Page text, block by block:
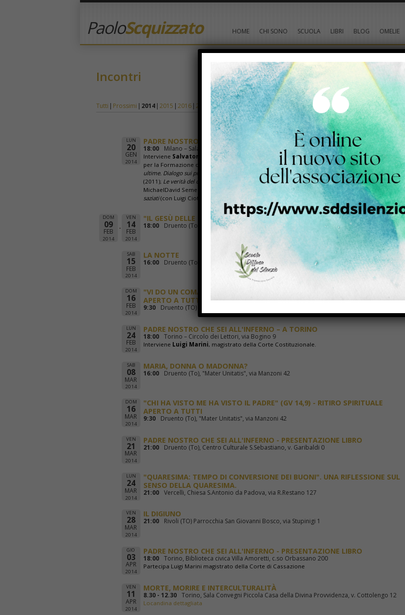
PaoloScquizzato HOME CHI SONO SCUOLA LIBRI BLOG OMELIE
Incontri
Tutti Prossimi 2014 2015 2016 2017 2018 2019 2020 2021 2022 2023
LUN
20
GEN
2014
PADRE NOSTRO CHE SEI ALL'INFERNO – A MILANO
18:00 Milano – Sala 3 del Teatro Franco Parenti, via Pier Lombardo 14
Interviene Salvatore Natoli, professore ordinario presso il Dipartimento di Scienze Umane
per la Formazione dell’Università di Milano Bicocca. Tra le pubblicazioni più recenti:Le parole
ultime. Dialogo sui problemi del «fine vita»
(2011);I comandamenti. Non ti farai idolo né immagine
(2011); Le verità del corpo (2012); Sperare oggi(con Franco Mosconi, 2012);Dolore(con
MichaelDavid Semeraro, 2013);
Beati quelli che hanno fame e sete della giustizia, perché saranno
saziati(con Luigi Ciotti, 2013).
DOM
09
FEB
2014
VEN
14
FEB
2014
"IL GESÙ DELLE PARABOLE". CORSO ESERCIZI SPIRITUALI APERTO A TUTTI
18:00 Druento (To), "Mater Unitatis", via Manzoni 42
SAB
15
FEB
2014
LA NOTTE
16:00 Druento (To), "Mater Unitatis", via Manzoni 42
DOM
16
FEB
2014
"VI DO UN COMANDAMENTO NUOVO" (GV 13,34) - RITIRO SPIRITUALE
APERTO A TUTTI
9:30 Druento (TO) "Mater Unitatis" via Manzoni, 42
LUN
24
FEB
2014
PADRE NOSTRO CHE SEI ALL'INFERNO – A TORINO
18:00 Torino – Circolo dei Lettori, via Bogino 9
Interviene Luigi Marini, magistrato della Corte Costituzionale.
SAB
08
MAR
2014
MARIA, DONNA O MADONNA?
16:00 Druento (To), "Mater Unitatis", via Manzoni 42
DOM
16
MAR
2014
"CHI HA VISTO ME HA VISTO IL PADRE" (GV 14,9) - RITIRO SPIRITUALE
APERTO A TUTTI
9:30 Druento (To), "Mater Unitatis", via Manzoni 42
VEN
21
MAR
2014
PADRE NOSTRO CHE SEI ALL'INFERNO - PRESENTAZIONE LIBRO
21:00 Druento (To), Centro Culturale S.Sebastiano, v. Garibaldi 0
LUN
24
MAR
2014
"QUARESIMA: TEMPO DI CONVERSIONE DEI BUONI". UNA RIFLESSIONE SUL
SENSO DELLA QUARESIMA.
21:00 Vercelli, Chiesa S.Antonio da Padova, via R.Restano 127
VEN
28
MAR
2014
IL DIGIUNO
21:00 Rivoli (TO) Parrocchia San Giovanni Bosco, via Stupinigi 1
GIO
03
APR
2014
PADRE NOSTRO CHE SEI ALL'INFERNO - PRESENTAZIONE LIBRO
18:00 Torino, Biblioteca civica Villa Amoretti, c.so Orbassano 200
Partecipa Luigi Marini magistrato della Corte di Cassazione
VEN
11
APR
2014
MORTE, MORIRE E INTERCULTURALITÀ
8.30 - 12.30 Torino, Sala Convegni Piccola Casa della Divina Provvidenza, v. Cottolengo 12
Locandina dettagliata